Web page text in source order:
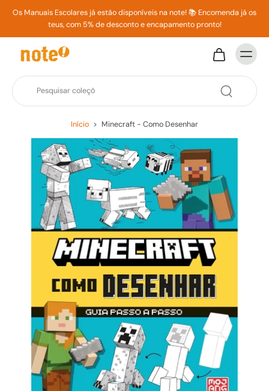
Os Manuais Escolares já estão disponíveis na note! 📚 Encomenda já os
teus, com 5% de desconto e encapamento pronto!
Início > Minecraft - Como Desenhar